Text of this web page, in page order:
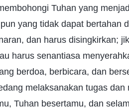
Tuhan yang
yang tidak dapat bertahan
dan harus disingkirkan;
harus senantiasa
berdoa, berbicara, dan
melaksanakan tugas dan
Tuhan besertamu, dan